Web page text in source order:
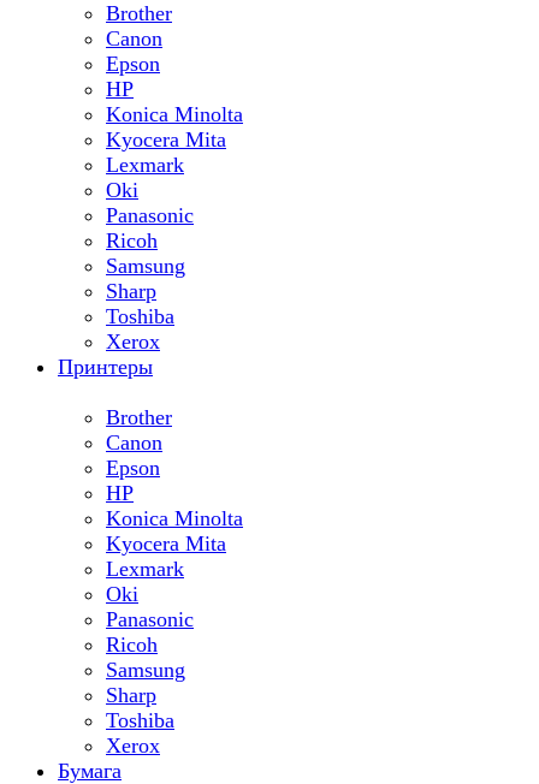
Brother
Canon
Epson
HP
Konica Minolta
Kyocera Mita
Lexmark
Oki
Panasonic
Ricoh
Samsung
Sharp
Toshiba
Xerox
Принтеры
Brother
Canon
Epson
HP
Konica Minolta
Kyocera Mita
Lexmark
Oki
Panasonic
Ricoh
Samsung
Sharp
Toshiba
Xerox
Бумага